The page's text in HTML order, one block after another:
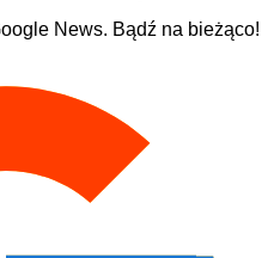
News. Bądź na bieżąco!